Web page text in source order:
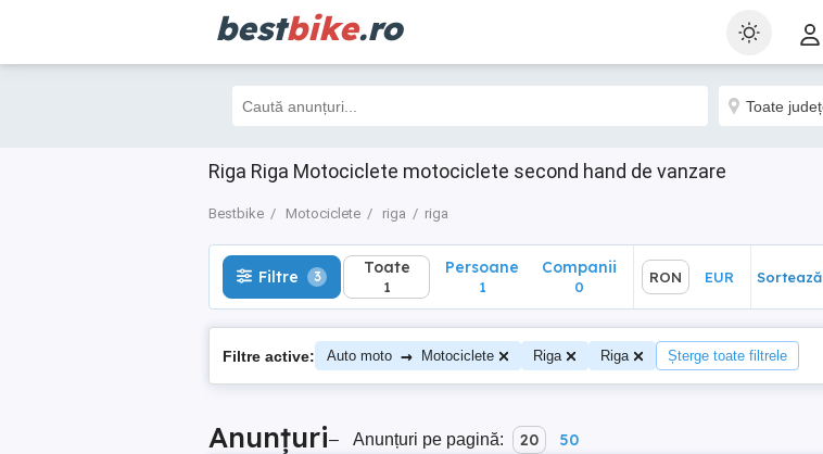
bestbike.ro
Riga Riga Motociclete motociclete second hand de vanzare
Bestbike Motociclete riga riga
Filtre 3 Toate
1
Sortează
Filtre 3 Toate
1
Persoane
1
Companii
0
RON EUR Sortează
Filtre active: Auto moto → Motociclete Riga Riga Șterge toate filtrele
Anunțuri– Anunțuri pe pagină: 20 50